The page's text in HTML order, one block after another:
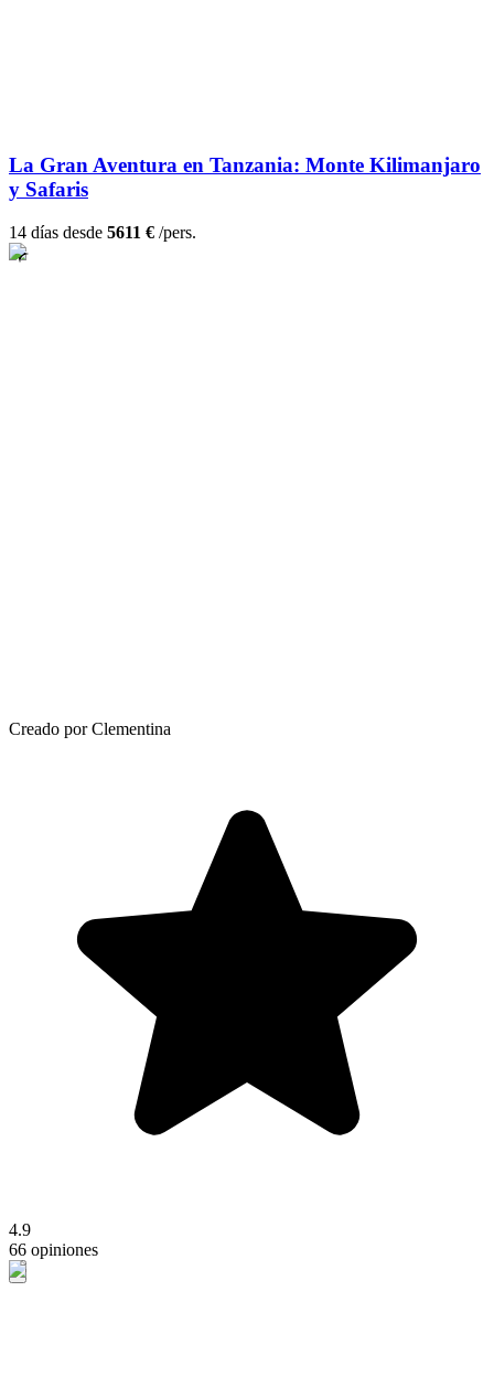
La Gran Aventura en Tanzania: Monte Kilimanjaro
y Safaris
14 días desde 5611 € /pers.
Creado por Clementina
4.9
66 opiniones